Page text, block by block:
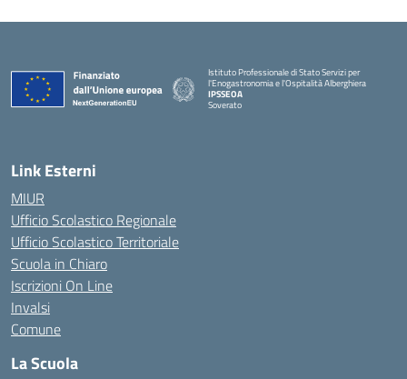
Istituto Professionale di Stato Servizi per
l'Enogastronomia e l'Ospitalità Alberghiera
IPSSEOA
Soverato
Link Esterni
MIUR
Ufficio Scolastico Regionale
Ufficio Scolastico Territoriale
Scuola in Chiaro
Iscrizioni On Line
Invalsi
Comune
La Scuola